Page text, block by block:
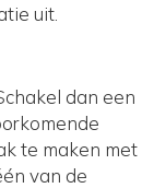
uit.
dan een
te maken met
van de